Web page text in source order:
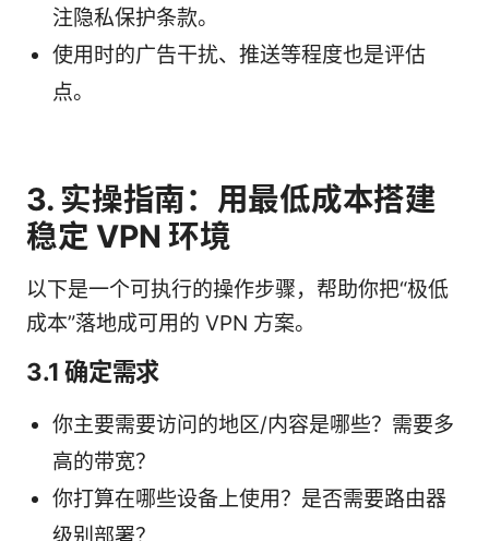
注隐私保护条款。
使用时的广告干扰、推送等程度也是评估
点。
3. 实操指南：用最低成本搭建
稳定 VPN 环境
以下是一个可执行的操作步骤，帮助你把“极低
成本”落地成可用的 VPN 方案。
3.1 确定需求
你主要需要访问的地区/内容是哪些？需要多
高的带宽？
你打算在哪些设备上使用？是否需要路由器